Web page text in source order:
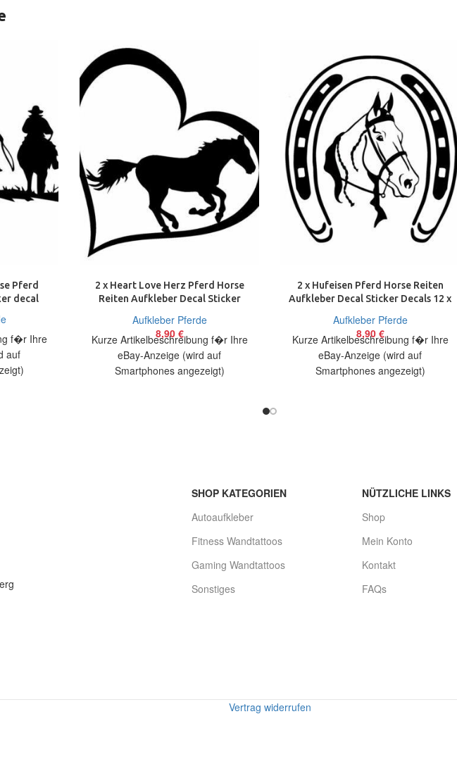
Pferd
decal
f�r Ihre
auf
2 x Heart Love Herz Pferd Horse
Reiten Aufkleber Decal Sticker
Aufkleber Pferde
8,90 €
Kurze Artikelbeschreibung f�r Ihre
eBay-Anzeige (wird auf
Smartphones angezeigt)
2 x Hufeisen Pferd Horse Reiten
Aufkleber Decal Sticker Decals 12 x
Aufkleber Pferde
8,90 €
Kurze Artikelbeschreibung f�r Ihre
eBay-Anzeige (wird auf
Smartphones angezeigt)
SHOP KATEGORIEN
Autoaufkleber
Fitness Wandtattoos
Gaming Wandtattoos
Sonstiges
NÜTZLICHE LINKS
Shop
Mein Konto
Kontakt
FAQs
Vertrag widerrufen